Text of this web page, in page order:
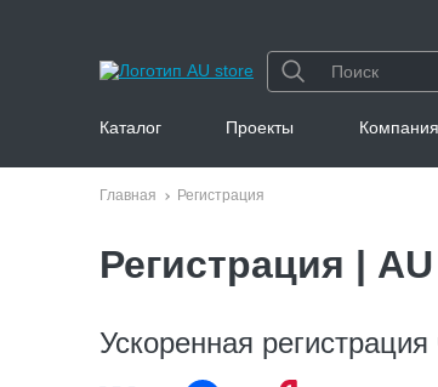
Каталог Проекты Компания
Главная Регистрация
Регистрация |
Ускоренная